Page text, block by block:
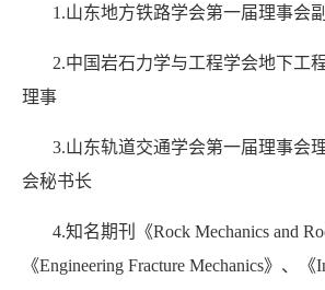
1.山东地方铁路学会第一届理事会
2.中国岩石力学与工程学会地下工
理事
3.山东轨道交通学会第一届理事会
会秘书长
4.知名期刊《Rock Mechanics and
《Engineering Fracture Mechanics》、《